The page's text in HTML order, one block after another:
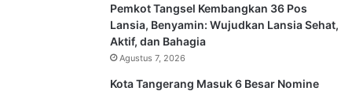
Pemkot Tangsel Kembangkan 36 Pos
Lansia, Benyamin: Wujudkan Lansia Sehat,
Aktif, dan Bahagia
Agustus 7, 2026
Kota Tangerang Masuk 6 Besar Nomine